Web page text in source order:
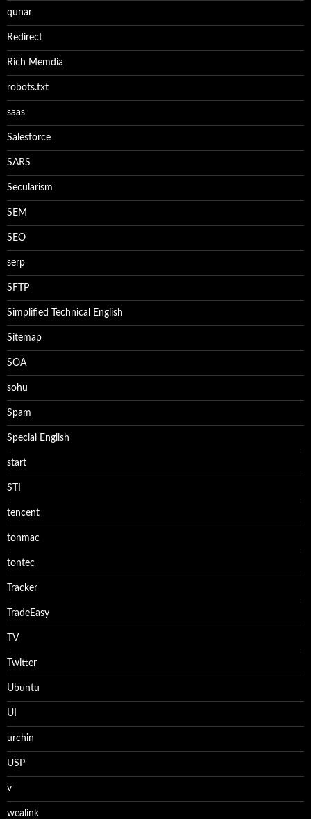
qunar
Redirect
Rich Memdia
robots.txt
saas
Salesforce
SARS
Secularism
SEM
SEO
serp
SFTP
Simplified Technical English
Sitemap
SOA
sohu
Spam
Special English
start
STI
tencent
tonmac
tontec
Tracker
TradeEasy
TV
Twitter
Ubuntu
UI
urchin
USP
v
wealink